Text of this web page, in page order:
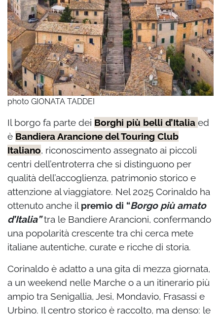
photo GIONATA TADDEI
Il borgo fa parte dei Borghi più belli d’Italia ed
è Bandiera Arancione del Touring Club
Italiano, riconoscimento assegnato ai piccoli
centri dell’entroterra che si distinguono per
qualità dell’accoglienza, patrimonio storico e
attenzione al viaggiatore. Nel 2025 Corinaldo ha
ottenuto anche il premio di “Borgo più amato
d’Italia” tra le Bandiere Arancioni, confermando
una popolarità crescente tra chi cerca mete
italiane autentiche, curate e ricche di storia.
Corinaldo è adatto a una gita di mezza giornata,
a un weekend nelle Marche o a un itinerario più
ampio tra Senigallia, Jesi, Mondavio, Frasassi e
Urbino. Il centro storico è raccolto, ma denso: le